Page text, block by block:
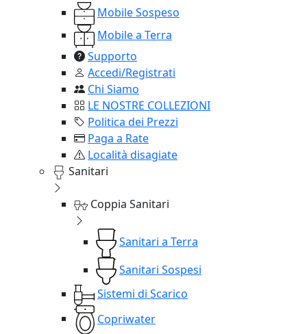
Mobile Sospeso
Mobile a Terra
Supporto
Accedi/Registrati
Chi Siamo
LE NOSTRE COLLEZIONI
Politica dei Prezzi
Paga a Rate
Località disagiate
Sanitari
Coppia Sanitari
Sanitari a Terra
Sanitari Sospesi
Sistemi di Scarico
Copriwater